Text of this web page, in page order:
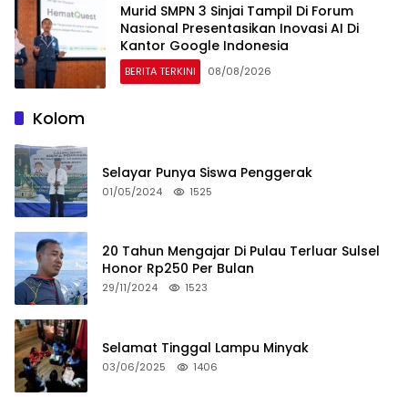
Murid SMPN 3 Sinjai Tampil Di Forum
Nasional Presentasikan Inovasi AI Di
Kantor Google Indonesia
BERITA TERKINI 08/08/2026
Kolom
Selayar Punya Siswa Penggerak
01/05/2024 1525
20 Tahun Mengajar Di Pulau Terluar Sulsel
Honor Rp250 Per Bulan
29/11/2024 1523
Selamat Tinggal Lampu Minyak
03/06/2025 1406